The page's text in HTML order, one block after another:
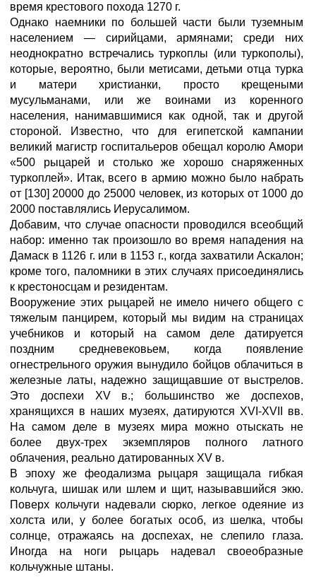
время крестового похода 1270 г.
Однако наемники по большей части были туземным
населением — сирийцами, армянами; среди них
неоднократно встречались туркоплы (или туркополы),
которые, вероятно, были метисами, детьми отца турка
и матери христианки, просто крещеными
мусульманами, или же воинами из коренного
населения, нанимавшимися как одной, так и другой
стороной. Известно, что для египетской кампании
великий магистр госпитальеров обещал королю Амори
«500 рыцарей и столько же хорошо снаряженных
туркоплей». Итак, всего в армию можно было набрать
от [130] 20000 до 25000 человек, из которых от 1000 до
2000 поставлялись Иерусалимом.
Добавим, что случае опасности проводился всеобщий
набор: именно так произошло во время нападения на
Дамаск в 1126 г. или в 1153 г., когда захватили Аскалон;
кроме того, паломники в этих случаях присоединялись
к крестоносцам и резидентам.
Вооружение этих рыцарей не имело ничего общего с
тяжелым панцирем, который мы видим на страницах
учебников и который на самом деле датируется
поздним средневековьем, когда появление
огнестрельного оружия вынудило бойцов облачиться в
железные латы, надежно защищавшие от выстрелов.
Это доспехи XV в.; большинство же доспехов,
хранящихся в наших музеях, датируются XVI-XVII вв.
На самом деле в музеях мира можно отыскать не
более двух-трех экземпляров полного латного
облачения, реально датированных XV в.
В эпоху же феодализма рыцаря защищала гибкая
кольчуга, шишак или шлем и щит, называвшийся экю.
Поверх кольчуги надевали сюрко, легкое одеяние из
холста или, у более богатых особ, из шелка, чтобы
солнце, отражаясь на доспехах, не слепило глаза.
Иногда на ноги рыцарь надевал своеобразные
кольчужные штаны.